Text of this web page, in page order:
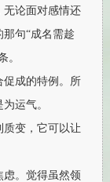
无论面对感情还
句“成名需趁
。
促成的特例。所
运气。
变，它可以让
虑。觉得虽然领